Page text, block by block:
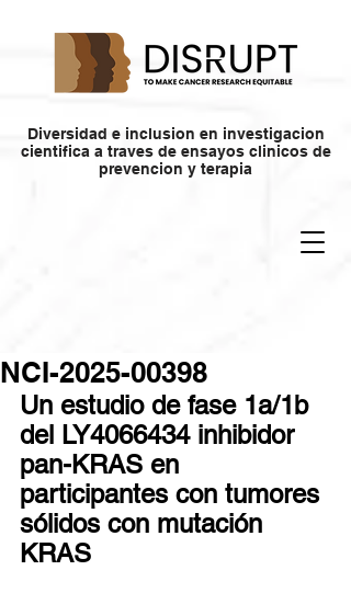
Diversidad e inclusion en investigacion
cientifica a traves de ensayos clinicos de
prevencion y terapia
NCI-2025-00398
Un estudio de fase 1a/1b
del LY4066434 inhibidor
pan-KRAS en
participantes con tumores
sólidos con mutación
KRAS